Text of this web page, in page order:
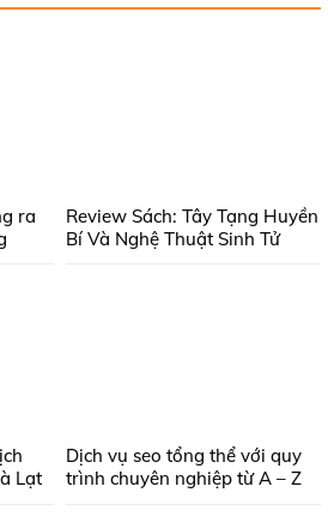
ra
Review Sách: Tây Tạng Huyền
Bí Và Nghệ Thuật Sinh Tử
Lạt
Dịch vụ seo tổng thể với quy
trình chuyên nghiệp từ A – Z